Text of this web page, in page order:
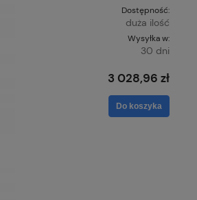
Dostępność:
duża ilość
Wysyłka w:
30 dni
3 028,96 zł
Do koszyka